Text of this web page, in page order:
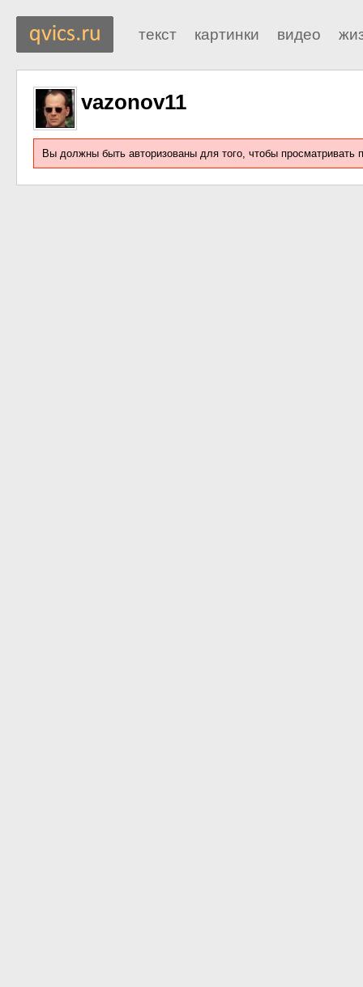
текст картинки видео
vazonov11
Вы должны быть авторизованы для того, чтобы просматривать